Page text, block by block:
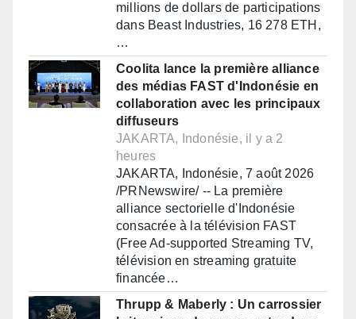
millions de dollars de participations
dans Beast Industries, 16 278 ETH,
…
Coolita lance la première alliance
des médias FAST d'Indonésie en
collaboration avec les principaux
diffuseurs
JAKARTA, Indonésie, il y a 2
heures
JAKARTA, Indonésie, 7 août 2026
/PRNewswire/ -- La première
alliance sectorielle d'Indonésie
consacrée à la télévision FAST
(Free Ad-supported Streaming TV,
télévision en streaming gratuite
financée…
Thrupp & Maberly : Un carrossier